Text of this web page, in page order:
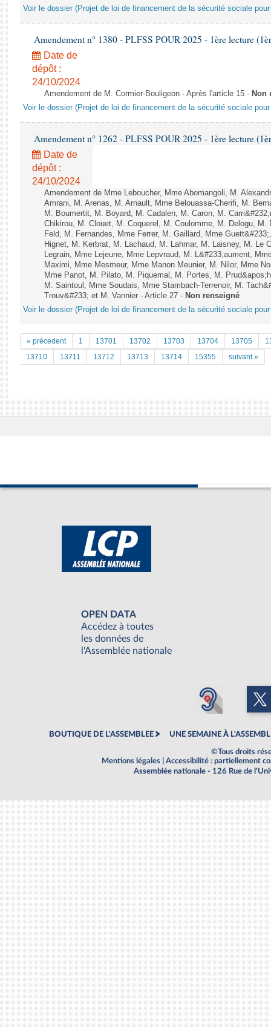
Voir le dossier (Projet de loi de financement de la sécurité sociale pour
Amendement n° 1380 - PLFSS POUR 2025 - 1ère lecture
Date de
dépôt :
24/10/2024
Amendement de M. Cormier-Bouligeon - Après l'article 15 - Non
Voir le dossier (Projet de loi de financement de la sécurité sociale pour
Amendement n° 1262 - PLFSS POUR 2025 - 1ère lecture
Date de
dépôt :
24/10/2024
Amendement de Mme Leboucher, Mme Abomangoli, M.
Amrani, M. Arenas, M. Arnault, Mme Belouassa-Cherifi, M.
M. Boumertit, M. Boyard, M. Cadalen, M. Caron, M.
Chikirou, M. Clouet, M. Coquerel, M. Coulomme, M. Delogu, M.
Feld, M. Fernandes, Mme Ferrer, M. Gaillard, Mme
Hignet, M. Kerbrat, M. Lachaud, M. Lahmar, M. Laisney, M. Le
Legrain, Mme Lejeune, Mme Lepvraud, M. L&#233;aument,
Maximi, Mme Mesmeur, Mme Manon Meunier, M. Nilor, Mme
Mme Panot, M. Pilato, M. Piquemal, M. Portes, M.
M. Saintoul, Mme Soudais, Mme Stambach-Terrenoir, M.
Trouv&#233; et M. Vannier - Article 27 - Non renseigné
Voir le dossier (Projet de loi de financement de la sécurité sociale pour
« précedent 1 13701 13702 13703 13704 13705
13710
13711 13712 13713 13714 15355 suivant »
OPEN DATA
Accédez à toutes
les données de
l'Assemblée nationale
BOUTIQUE DE L'ASSEMBLEE UNE SEMAINE À
©Tous droits
Mentions légales
Accessibilité : partiellement
Assemblée nationale - 126 Rue de